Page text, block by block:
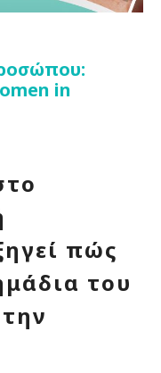
in
πώς
του